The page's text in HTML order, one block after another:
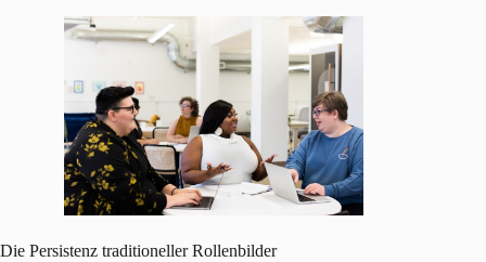
Die Persistenz traditioneller Rollenbilder